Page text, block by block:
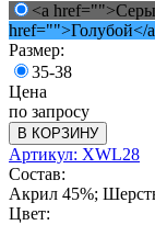
<a
href="">Голубой</
Размер:
35-38
Цена
по запросу
В КОРЗИНУ
Артикул: XWL28
Состав:
Акрил 45%;
Цвет: